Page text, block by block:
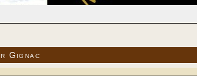
Gignac